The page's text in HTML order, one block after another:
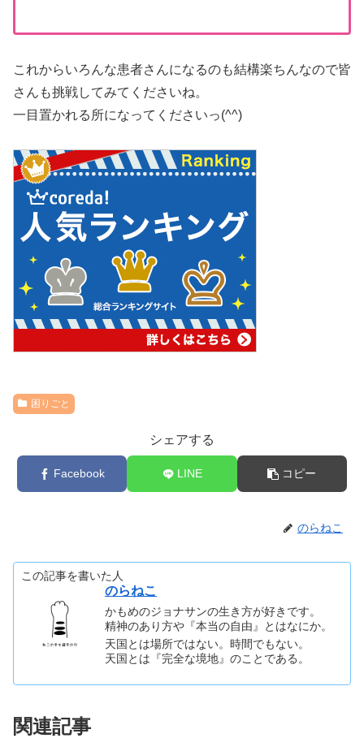
これからいろんな患者さんになるのも結構楽ちんなので皆
さんも挑戦してみてくださいね。
一目置かれる所になってくださいっ(^^)
困りごと
シェアする
Facebook LINE コピー
のらねこ
この記事を書いた人
のらねこ
かもめのジョナサンの生き方が好きです。
精神のあり方や『本当の自由』とはなにか。
天国とは場所ではない。時間でもない。
天国とは『完全な境地』のことである。
関連記事